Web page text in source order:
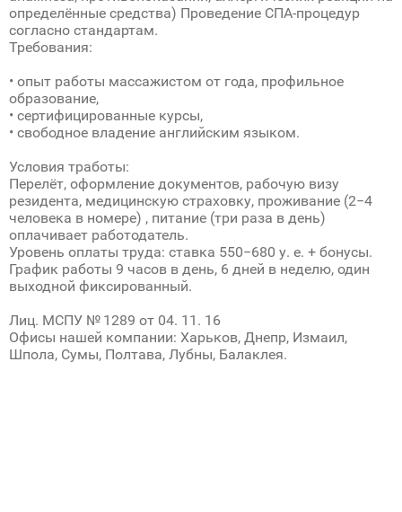
определённые средства) Проведение СПА-процедур
согласно стандартам.
Требования:
• опыт работы массажистом от года, профильное
образование,
• сертифицированные курсы,
• свободное владение английским языком.
Условия тработы:
Перелёт, оформление документов, рабочую визу
резидента, медицинскую страховку, проживание (2−4
человека в номере) , питание (три раза в день)
оплачивает работодатель.
Уровень оплаты труда: ставка 550−680 у. е. + бонусы.
График работы 9 часов в день, 6 дней в неделю, один
выходной фиксированный.
Лиц. МСПУ № 1289 от 04. 11. 16
Офисы нашей компании: Харьков, Днепр, Измаил,
Шпола, Сумы, Полтава, Лубны, Балаклея.